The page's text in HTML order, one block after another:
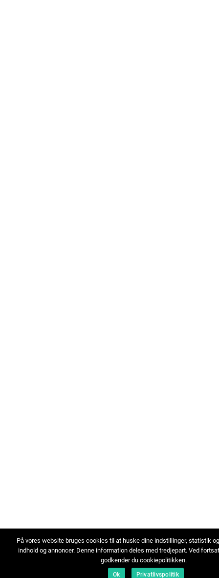
På vores website bruges cookies til at huske dine indstillinger, statistik
indhold og annoncer. Denne information deles med tredjepart. Ved
godkender du cookiepolitikken.
Ok Privatlivspolitik